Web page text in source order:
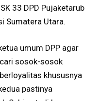
33 DPD Pujaketarub
Sumatera Utara.
umum DPP agar
sosok-sosok
khususnya
pastinya